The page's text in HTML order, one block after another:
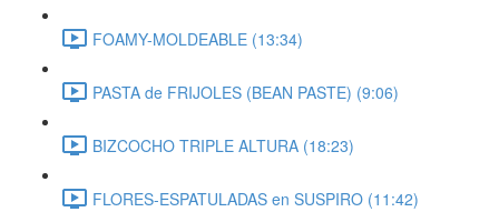
FOAMY-MOLDEABLE (13:34)
PASTA de FRIJOLES (BEAN PASTE) (9:06)
BIZCOCHO TRIPLE ALTURA (18:23)
FLORES-ESPATULADAS en SUSPIRO (11:42)